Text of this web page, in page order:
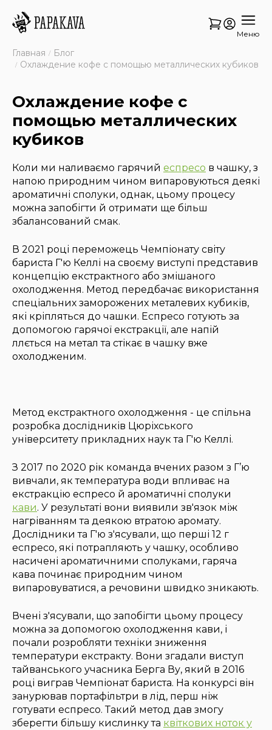
Меню
Главная
Блог
Охлаждение кофе с помощью металлических кубиков
Охлаждение кофе с
помощью металлических
кубиков
Коли ми наливаємо гарячий еспресо в чашку, з
напою природним чином випаровуються деякі
ароматичні сполуки, однак, цьому процесу
можна запобігти й отримати ще більш
збалансований смак.
В 2021 році переможець Чемпіонату світу
бариста Г'ю Келлі на своєму виступі представив
концепцію екстрактного або змішаного
охолодження. Метод передбачає використання
спеціальних заморожених металевих кубиків,
які кріпляться до чашки. Еспресо готують за
допомогою гарячої екстракції, але напій
ллється на метал та стікає в чашку вже
охолодженим.
Метод екстрактного охолодження - це спільна
розробка дослідників Цюріхського
університету прикладних наук та Г'ю Келлі.
З 2017 по 2020 рік команда вчених разом з Г’ю
вивчали, як температура води впливає на
екстракцію еспресо й ароматичні сполуки
кави. У результаті вони виявили зв'язок між
нагріванням та деякою втратою аромату.
Дослідники та Г'ю з'ясували, що перші 12 г
еспресо, які потрапляють у чашку, особливо
насичені ароматичними сполуками, гаряча
кава починає природним чином
випаровуватися, а речовини швидко зникають.
Вчені з'ясували, що запобігти цьому процесу
можна за допомогою охолодження кави, і
почали розробляти техніки зниження
температури екстракту. Вони згадали виступ
тайванського учасника Берга Ву, який в 2016
році виграв Чемпіонат бариста. На конкурсі він
занурював портафільтри в лід, перш ніж
готувати еспресо. Такий метод дав змогу
зберегти більшу кислинку та квіткових ноток у